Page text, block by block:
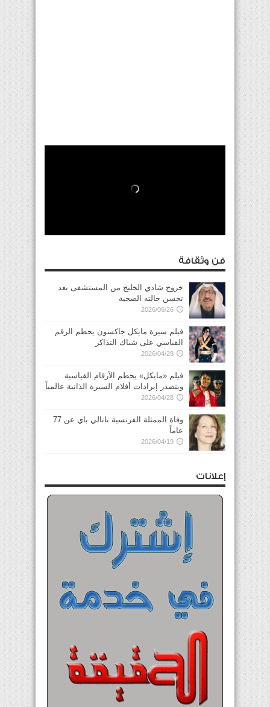
فن وثقافة
خروج شادي الخليج من المستشفى بعد
تحسن حالته الصحية
2026/06/26
فيلم سيرة مايكل جاكسون يحطم الرقم
القياسي على شباك التذاكر
2026/04/28
فيلم «مايكل» يحطم الأرقام القياسية
ويتصدر إيرادات أفلام السيرة الذاتية عالمياً
2026/04/28
وفاة الممثلة الفرنسية ناتالي باي عن 77
عاماً
2026/04/19
إعلانات